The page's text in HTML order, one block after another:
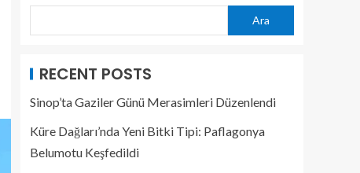
Ara
RECENT POSTS
Sinop’ta Gaziler Günü Merasimleri Düzenlendi
Küre Dağları’nda Yeni Bitki Tipi: Paflagonya
Belumotu Keşfedildi